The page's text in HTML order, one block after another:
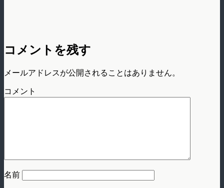
コメントを残す
メールアドレスが公開されることはありません。
コメント
名前